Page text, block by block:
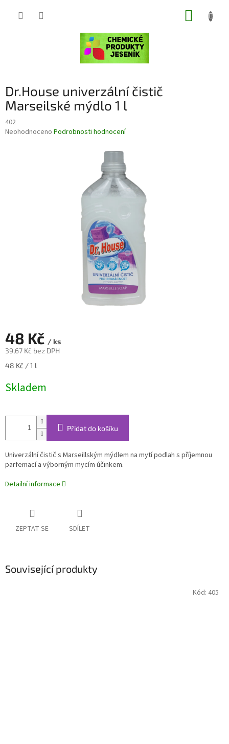
Dr.House univerzální čistič
Marseilské mýdlo 1 l
402
Průměrné
Neohodnoceno Podrobnosti hodnocení
48 Kč / ks
39,67 Kč bez DPH
Měrná
48 Kč / 1 l
Skladem
Přidat do košíku
Univerzální čistič s Marseillským mýdlem na mytí podlah s příjemnou
parfemací a výborným mycím účinkem.
Detailní informace
ZEPTAT SE SDÍLET
Související produkty
Kód: 405